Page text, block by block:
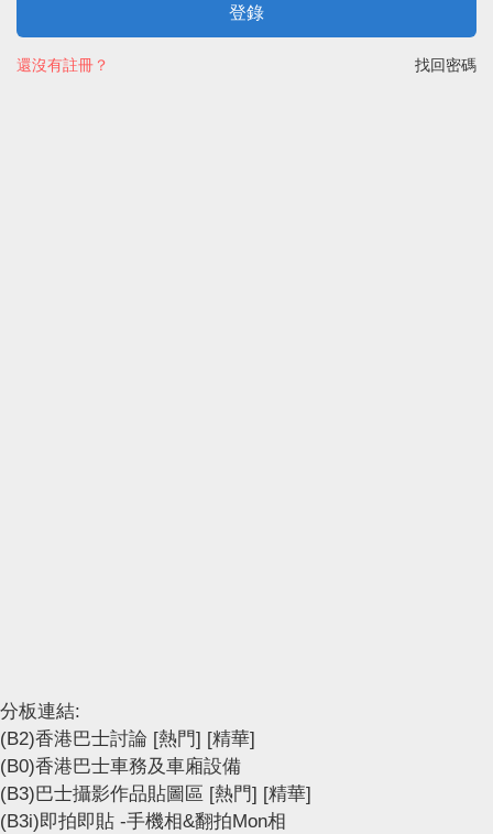
登錄
找回密碼
還沒有註冊？
分板連結:
(B2)香港巴士討論 [熱門] [精華]
(B0)香港巴士車務及車廂設備
(B3)巴士攝影作品貼圖區 [熱門] [精華]
(B3i)即拍即貼 -手機相&翻拍Mon相